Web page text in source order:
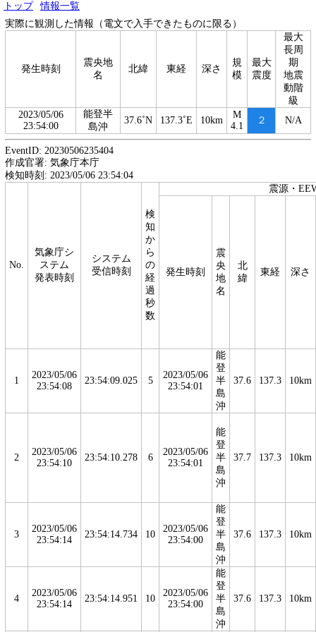
トップ
情報一覧
実際に観測した情報（電文で入手できたものに限る）
発生時刻
震央地
名
北緯 東経 深さ
規
模
最大
震度
最大
長周
期
地震
動階
級
2023/05/06
23:54:00
能登半
島沖
37.6˚N 137.3˚E 10km
M
4.1
２ N/A
EventID: 20230506235404
作成官署: 気象庁本庁
検知時刻: 2023/05/06 23:54:04
No.
気象庁シ
ステム
発表時刻
システム
受信時刻
検
知
か
ら
の
経
過
秒
数
震源・
発生時刻
震
央
地
名
北
緯
東経 深さ
1
2023/05/06
23:54:08
23:54:09.025 5
2023/05/06
23:54:01
能
登
半
島
沖
37.6 137.3 10km
2
2023/05/06
23:54:10
23:54:10.278 6
2023/05/06
23:54:01
能
登
半
島
沖
37.7 137.3 10km
3
2023/05/06
23:54:14
23:54:14.734 10
2023/05/06
23:54:00
能
登
半
島
沖
37.6 137.3 10km
4
2023/05/06
23:54:14
23:54:14.951 10
2023/05/06
23:54:00
能
登
半
島
沖
37.6 137.3 10km